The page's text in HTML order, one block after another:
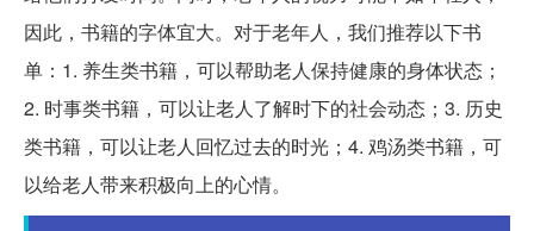
因此，书籍的字体宜大。对于老年人，我们推荐以下书
单：1. 养生类书籍，可以帮助老人保持健康的身体状态；
2. 时事类书籍，可以让老人了解时下的社会动态；3. 历史
类书籍，可以让老人回忆过去的时光；4. 鸡汤类书籍，可
以给老人带来积极向上的心情。